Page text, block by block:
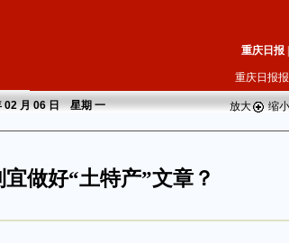
重庆日报
重庆日报
02 月 06 日 星期一 放大 缩小
做好“土特产”文章？